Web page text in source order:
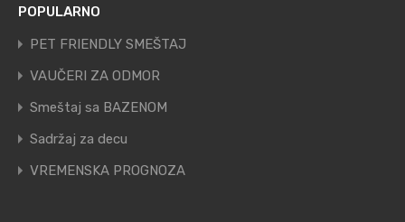
POPULARNO
PET FRIENDLY SMEŠTAJ
VAUČERI ZA ODMOR
Smeštaj sa BAZENOM
Sadržaj za decu
VREMENSKA PROGNOZA